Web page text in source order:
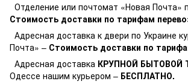
Отделение или почтомат «Новая Почта»
Стоимость доставки по тарифам
Адресная доставка к двери по Украине
Почта» – Стоимость доставки по
Адресная доставка КРУПНОЙ БЫТОВОЙ
Одессе нашим курьером – БЕСПЛАТНО.